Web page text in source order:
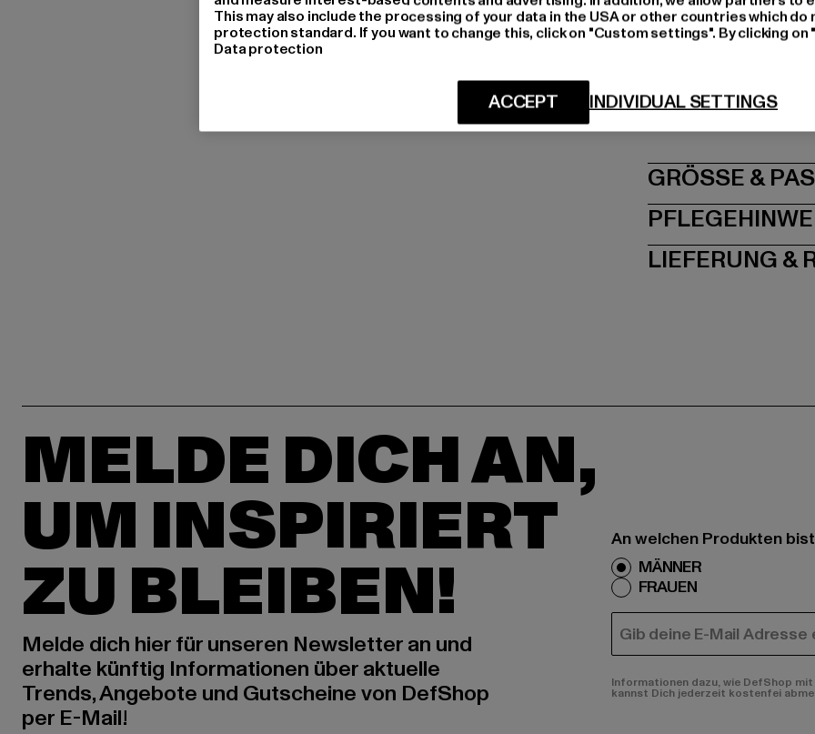
Art.Nr: TB1437-00709
Hersteller: TB
Dr.-Robert-Murjahn-
GRÖSSE
LIEFERUNG &
MELDE DICH AN,
UM INSPIRIERT
ZU BLEIBEN!
Melde dich hier für unseren Newsletter an und
erhalte künftig Informationen über aktuelle
Trends, Angebote und Gutscheine von DefShop
per E-Mail!
An welchen Produkten
MÄNNER
FRAUEN
E-MAIL
Informationen dazu, wie DefShop
kannst Dich jederzeit kostenfei
This may also include the processing of your data in the USA or other countries which do
protection standard. If you want to change this, click on "Custom settings". By clicking
Data protection
INDIVIDUAL SETTINGS
ACCEPT